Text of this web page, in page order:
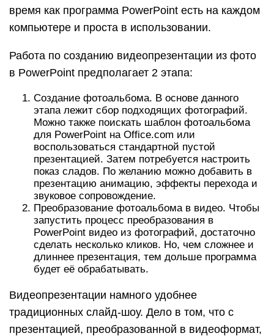
время как программа PowerPoint есть на каждом
компьютере и проста в использовании.
Работа по созданию видеопрезентации из фото
в PowerPoint предполагает 2 этапа:
Создание фотоальбома. В основе данного
этапа лежит сбор подходящих фотографий.
Можно также поискать шаблон фотоальбома
для PowerPoint на Office.com или
воспользоваться стандартной пустой
презентацией. Затем потребуется настроить
показ сладов. По желанию можно добавить в
презентацию анимацию, эффекты перехода и
звуковое сопровождение.
Преобразование фотоальбома в видео. Чтобы
запустить процесс преобразования в
PowerPoint видео из фотографий, достаточно
сделать несколько кликов. Но, чем сложнее и
длиннее презентация, тем дольше программа
будет её обрабатывать.
Видеопрезентации намного удобнее
традиционных слайд-шоу. Дело в том, что с
презентацией, преобразованной в видеоформат,